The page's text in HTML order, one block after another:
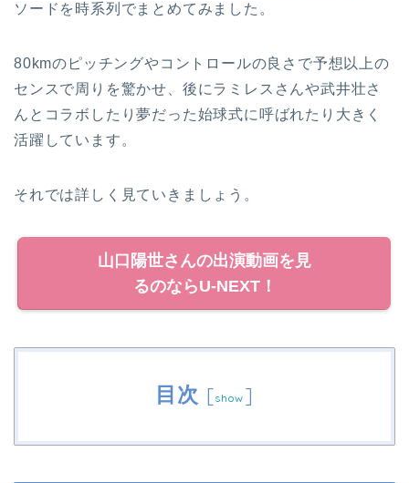
ソードを時系列でまとめてみました。
80kmのピッチングやコントロールの良さで予想以上の
センスで周りを驚かせ、後にラミレスさんや武井壮さ
んとコラボしたり夢だった始球式に呼ばれたり大きく
活躍しています。
それでは詳しく見ていきましょう。
山口陽世さんの出演動画を見
るのならU-NEXT！
目次 [show ]